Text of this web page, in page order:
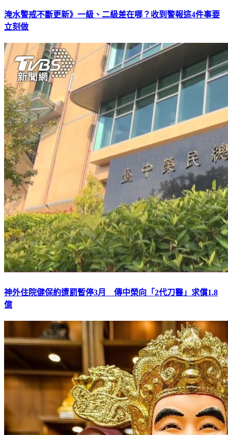
淹水警戒不斷更新》一級、二級差在哪？收到警報這4件事要
立刻做
神外住院健保約遭罰暫停3月 傳中榮向「2代刀醫」求償1.8
億